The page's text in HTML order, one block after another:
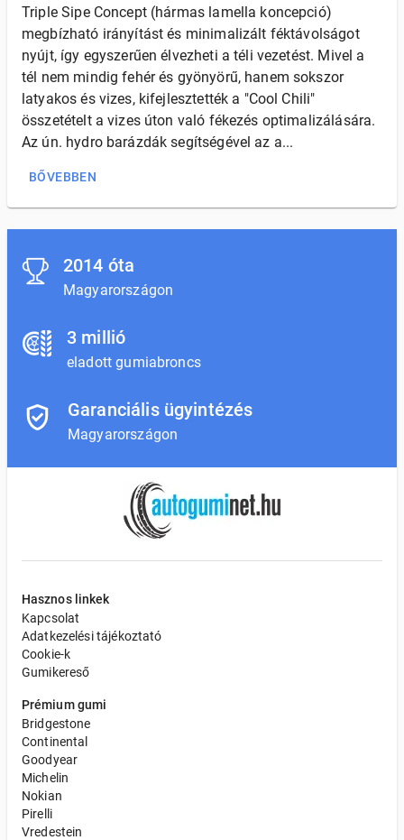
Triple Sipe Concept (hármas lamella koncepció)
megbízható irányítást és minimalizált féktávolságot
nyújt, így egyszerűen élvezheti a téli vezetést. Mivel a
tél nem mindig fehér és gyönyörű, hanem sokszor
latyakos és vizes, kifejlesztették a "Cool Chili"
összetételt a vizes úton való fékezés optimalizálására.
Az ún. hydro barázdák segítségével az a...
BŐVEBBEN
2014 óta
Magyarországon
3 millió
eladott gumiabroncs
Garanciális ügyintézés
Magyarországon
Hasznos linkek
Kapcsolat
Adatkezelési tájékoztató
Cookie-k
Gumikereső
Prémium gumi
Bridgestone
Continental
Goodyear
Michelin
Nokian
Pirelli
Vredestein